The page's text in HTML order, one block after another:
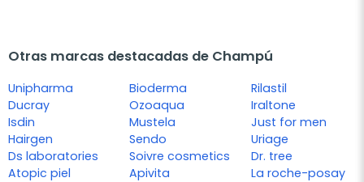
Otras marcas destacadas de Champú
Unipharma
Ducray
Isdin
Hairgen
Ds laboratories
Atopic piel
Bioderma
Ozoaqua
Mustela
Sendo
Soivre cosmetics
Apivita
Rilastil
Iraltone
Just for men
Uriage
Dr. tree
La roche-posay